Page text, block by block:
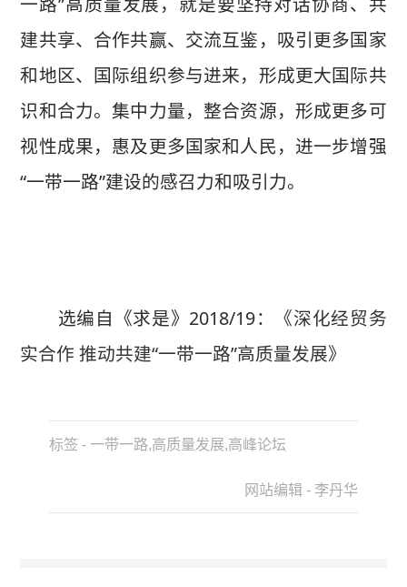
建共享、合作共赢、交流互鉴，吸引更多国家
和地区、国际组织参与进来，形成更大国际共
识和合力。集中力量，整合资源，形成更多可
视性成果，惠及更多国家和人民，进一步增强
“一带一路”建设的感召力和吸引力。
选编自《求是》2018/19：
《深化经贸务
实合作 推动共建“一带一路”高质量发展》
标签 - 一带一路,高质量发展,高峰论坛
网站编辑 - 李丹华